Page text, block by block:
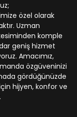
özel olarak
Uzman
komple
geniş hizmet
Amacımız,
özgüveninizi
gördüğünüzde
hijyen, konfor ve